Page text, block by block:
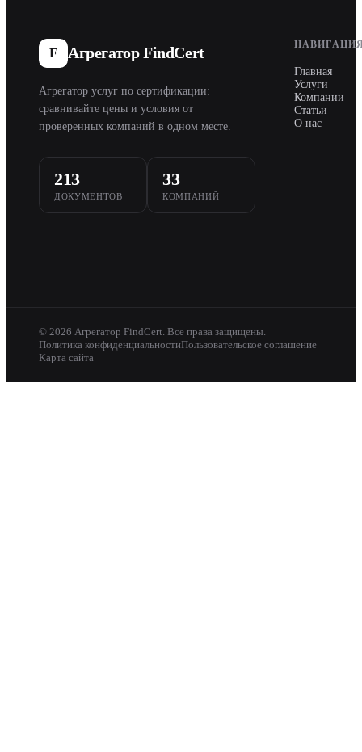
F Агрегатор FindCert
Агрегатор услуг по сертификации:
сравнивайте цены и условия от
проверенных компаний в одном месте.
213
ДОКУМЕНТОВ
33
КОМПАНИЙ
Главная
Услуги
Компании
Статьи
О нас
© 2026 Агрегатор FindCert. Все права защищены.
Политика конфиденциальностиПользовательское соглашение
Карта сайта